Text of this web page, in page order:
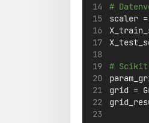
#
scaler =
# Scikit-
grid =